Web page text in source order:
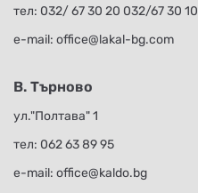
тел: 032/ 67 30 20 032/67 30 10
е-mail: office@lakal-bg.com
В. Търново
ул."Полтава" 1
тел: 062 63 89 95
е-mail: office@kaldo.bg